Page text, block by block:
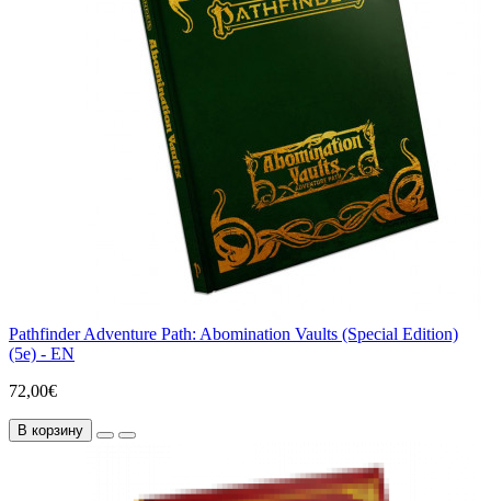
Pathfinder Adventure Path: Abomination Vaults (Special Edition)
(5e) - EN
72,00€
В корзину